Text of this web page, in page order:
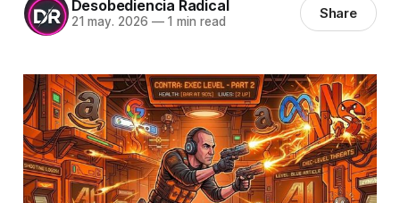
Desobediencia Radical
21 may. 2026 —1 min read Share